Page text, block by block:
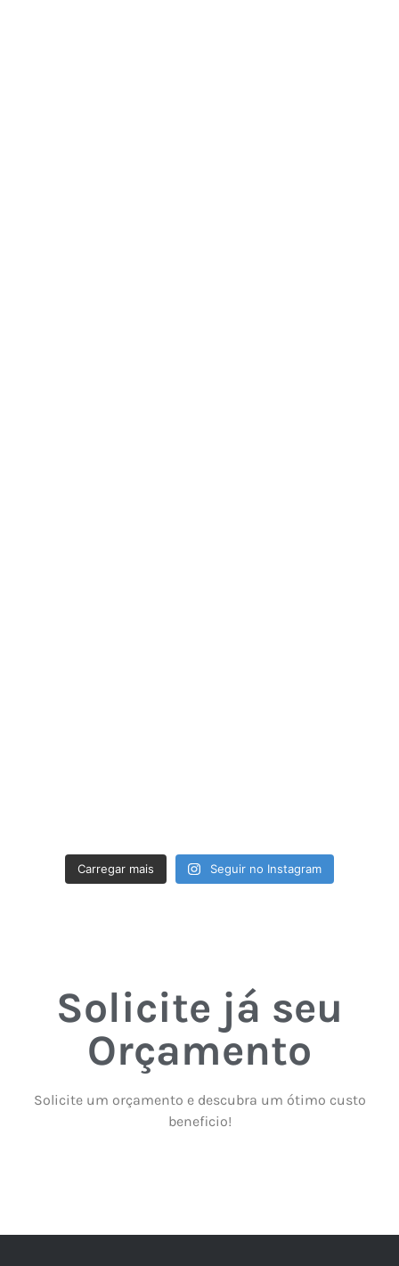
Carregar mais Seguir no Instagram
Solicite já seu
Orçamento
Solicite um orçamento e descubra um ótimo custo
beneficio!